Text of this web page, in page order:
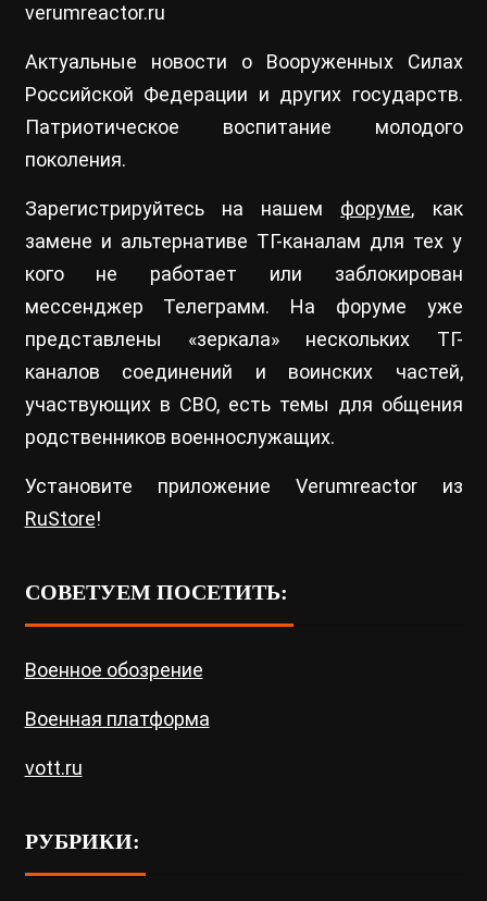
verumreactor.ru
Актуальные новости о Вооруженных Силах
Российской Федерации и других государств.
Патриотическое воспитание молодого
поколения.
Зарегистрируйтесь на нашем форуме, как
замене и альтернативе ТГ-каналам для тех у
кого не работает или заблокирован
мессенджер Телеграмм. На форуме уже
представлены «зеркала» нескольких ТГ-
каналов соединений и воинских частей,
участвующих в СВО, есть темы для общения
родственников военнослужащих.
Установите приложение Verumreactor из
RuStore!
СОВЕТУЕМ ПОСЕТИТЬ:
Военное обозрение
Военная платформа
vott.ru
РУБРИКИ: